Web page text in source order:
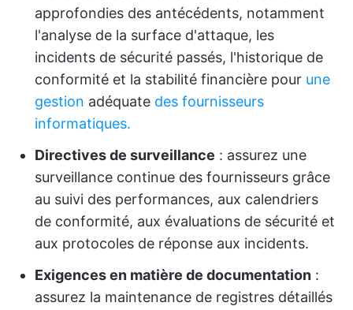
approfondies des antécédents, notamment
l'analyse de la surface d'attaque, les
incidents de sécurité passés, l'historique de
conformité et la stabilité financière pour une
gestion adéquate des fournisseurs
informatiques.
Directives de surveillance : assurez une
surveillance continue des fournisseurs grâce
au suivi des performances, aux calendriers
de conformité, aux évaluations de sécurité et
aux protocoles de réponse aux incidents.
Exigences en matière de documentation :
assurez la maintenance de registres détaillés